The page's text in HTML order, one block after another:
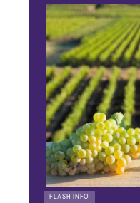
FLASH INFO